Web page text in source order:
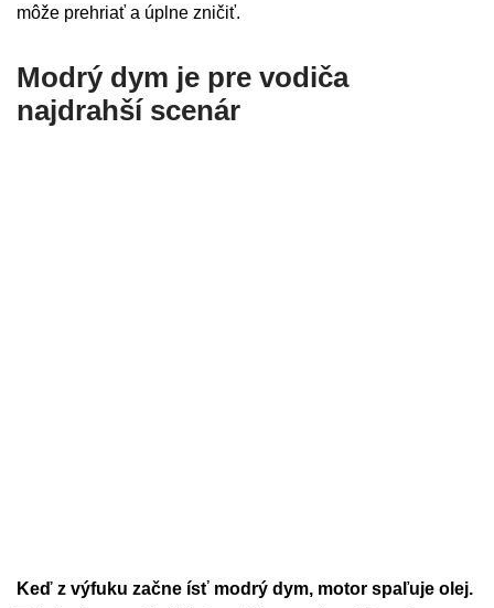
môže prehriať a úplne zničiť.
Modrý dym je pre vodiča
najdrahší scenár
Keď z výfuku začne ísť modrý dym, motor spaľuje olej.